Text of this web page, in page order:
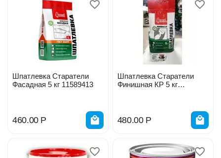
Шпатлевка Старатели
Фасадная 5 кг 11589413
460.00 Р
Шпатлевка Старатели
Финишная КР 5 кг
480.00 Р